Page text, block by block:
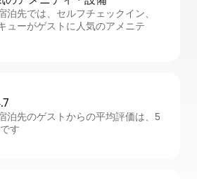
泊先では、セ⁠ル⁠フチ⁠ェ⁠ッ⁠ク⁠イ⁠ン、
ューがゲストに人気のアメニテ
泊先のゲストからの平均評価は、5
す